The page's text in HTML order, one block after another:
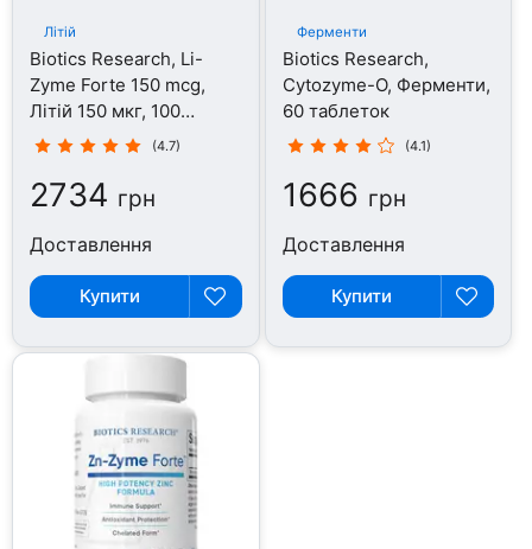
Літій
Biotics Research, Li-
Zyme Forte 150 mcg,
Літій 150 мкг, 100
таблеток
(4.7)
2734 грн
Доставлення
Купити
Ферменти
Biotics Research,
Cytozyme-O, Ферменти,
60 таблеток
(4.1)
1666 грн
Доставлення
Купити